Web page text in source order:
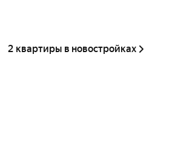
2 квартиры в новостройках